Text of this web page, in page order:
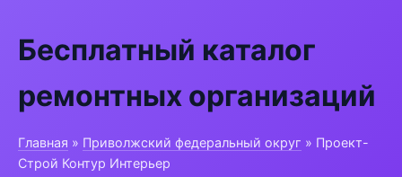
Бесплатный каталог
ремонтных организаций
Главная » Приволжский федеральный округ » Проект-
Строй Контур Интерьер